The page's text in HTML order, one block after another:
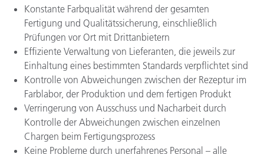
Konstante Farbqualität während der gesamten
Fertigung und Qualitätssicherung, einschließlich
Prüfungen vor Ort mit Drittanbietern
Effiziente Verwaltung von Lieferanten, die jeweils zur
Einhaltung eines bestimmten Standards verpflichtet sind
Kontrolle von Abweichungen zwischen der Rezeptur im
Farblabor, der Produktion und dem fertigen Produkt
Verringerung von Ausschuss und Nacharbeit durch
Kontrolle der Abweichungen zwischen einzelnen
Chargen beim Fertigungsprozess
Keine Probleme durch unerfahrenes Personal – alle